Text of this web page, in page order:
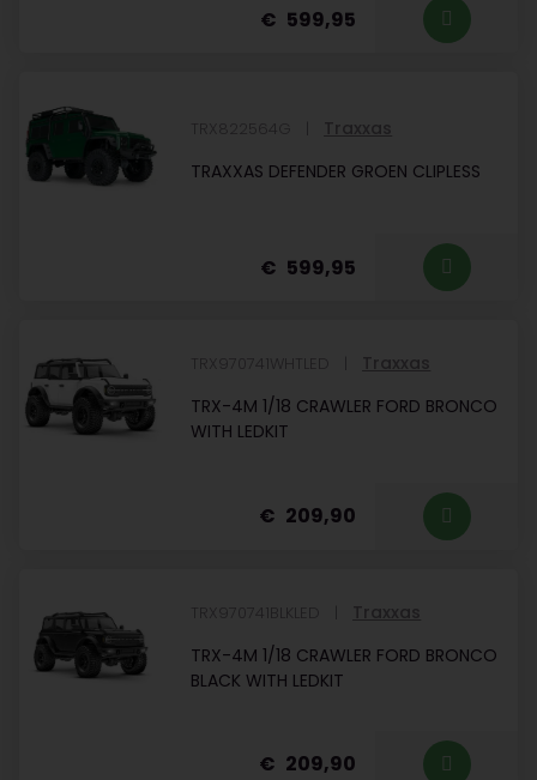
599,95
TRX822564G
Traxxas
TRAXXAS DEFENDER GROEN CLIPLESS
599,95
TRX970741WHTLED
Traxxas
TRX-4M 1/18 CRAWLER FORD BRONCO
WITH LEDKIT
209,90
TRX970741BLKLED
Traxxas
TRX-4M 1/18 CRAWLER FORD BRONCO
BLACK WITH LEDKIT
209,90